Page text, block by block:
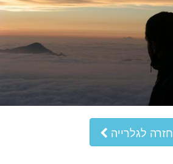
חזרה לגלרייה